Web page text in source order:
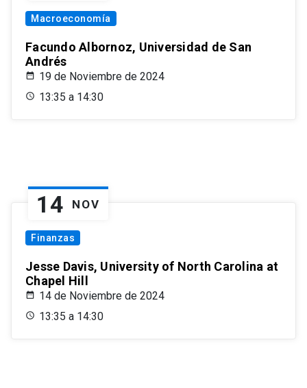
Macroeconomía
Facundo Albornoz, Universidad de San
Andrés
19 de Noviembre de 2024
13:35 a 14:30
14 NOV
Finanzas
Jesse Davis, University of North Carolina at
Chapel Hill
14 de Noviembre de 2024
13:35 a 14:30